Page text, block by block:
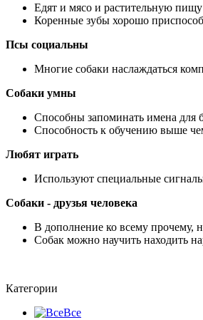
Едят и мясо и растительную пищу
Коренные зубы хорошо
Псы социальны
Многие собаки наслаждаться
Собаки умны
Способны запоминать имена для
Способность к обучению выше
Любят играть
Используют специальные
Собаки - друзья человека
В дополнение ко всему прочему,
Собак можно научить находить
Категории
Все